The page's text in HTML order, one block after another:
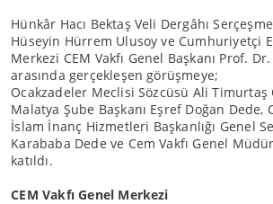
Hünkâr Hacı Bektaş Veli Dergâhı Serçeşme
Hüseyin Hürrem Ulusoy ve Cumhuriyetçi
Merkezi CEM Vakfı Genel Başkanı Prof.
arasında gerçekleşen görüşmeye;
Ocakzadeler Meclisi Sözcüsü Ali Timurtaş
Malatya Şube Başkanı Eşref Doğan Dede,
İslam İnanç Hizmetleri Başkanlığı Genel
Karababa Dede ve Cem Vakfı Genel
katıldı.
CEM Vakfı Genel Merkezi